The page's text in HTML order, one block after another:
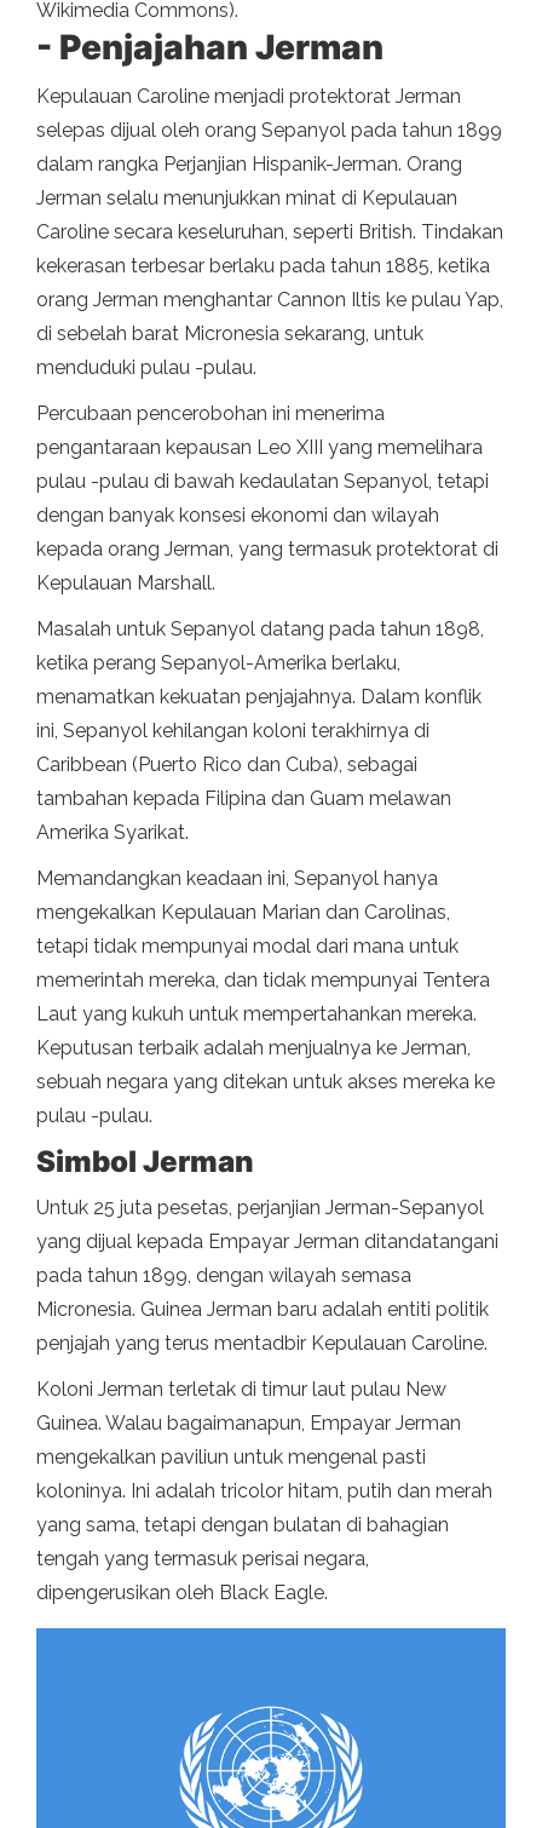
Wikimedia Commons).
- Penjajahan Jerman
Kepulauan Caroline menjadi protektorat Jerman
selepas dijual oleh orang Sepanyol pada tahun 1899
dalam rangka Perjanjian Hispanik-Jerman. Orang
Jerman selalu menunjukkan minat di Kepulauan
Caroline secara keseluruhan, seperti British. Tindakan
kekerasan terbesar berlaku pada tahun 1885, ketika
orang Jerman menghantar Cannon Iltis ke pulau Yap,
di sebelah barat Micronesia sekarang, untuk
menduduki pulau -pulau.
Percubaan pencerobohan ini menerima
pengantaraan kepausan Leo XIII yang memelihara
pulau -pulau di bawah kedaulatan Sepanyol, tetapi
dengan banyak konsesi ekonomi dan wilayah
kepada orang Jerman, yang termasuk protektorat di
Kepulauan Marshall.
Masalah untuk Sepanyol datang pada tahun 1898,
ketika perang Sepanyol-Amerika berlaku,
menamatkan kekuatan penjajahnya. Dalam konflik
ini, Sepanyol kehilangan koloni terakhirnya di
Caribbean (Puerto Rico dan Cuba), sebagai
tambahan kepada Filipina dan Guam melawan
Amerika Syarikat.
Memandangkan keadaan ini, Sepanyol hanya
mengekalkan Kepulauan Marian dan Carolinas,
tetapi tidak mempunyai modal dari mana untuk
memerintah mereka, dan tidak mempunyai Tentera
Laut yang kukuh untuk mempertahankan mereka.
Keputusan terbaik adalah menjualnya ke Jerman,
sebuah negara yang ditekan untuk akses mereka ke
pulau -pulau.
Simbol Jerman
Untuk 25 juta pesetas, perjanjian Jerman-Sepanyol
yang dijual kepada Empayar Jerman ditandatangani
pada tahun 1899, dengan wilayah semasa
Micronesia. Guinea Jerman baru adalah entiti politik
penjajah yang terus mentadbir Kepulauan Caroline.
Koloni Jerman terletak di timur laut pulau New
Guinea. Walau bagaimanapun, Empayar Jerman
mengekalkan paviliun untuk mengenal pasti
koloninya. Ini adalah tricolor hitam, putih dan merah
yang sama, tetapi dengan bulatan di bahagian
tengah yang termasuk perisai negara,
dipengerusikan oleh Black Eagle.